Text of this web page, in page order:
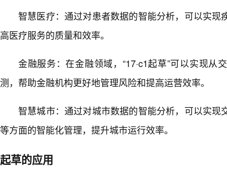
智慧医疗：通过对患者数据的智能分析，可以实现
高医疗服务的质量和效率。
金融服务：在金融领域，“17·c1起草”可以实现从
测，帮助金融机构更好地管理风险和提高运营效率。
智慧城市：通过对城市数据的智能分析，可以实现
等方面的智能化管理，提升城市运行效率。
起草的应用